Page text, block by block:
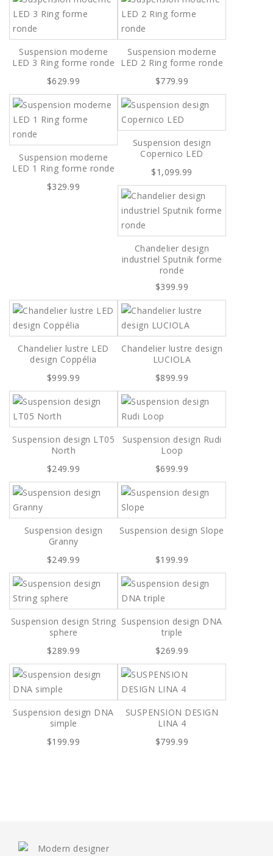
Suspension moderne
LED 3 Ring forme ronde
$629.99
Suspension moderne
LED 2 Ring forme ronde
$779.99
Suspension moderne
LED 1 Ring forme ronde
$329.99
Suspension design
Copernico LED
$1,099.99
Chandelier design
industriel Sputnik forme
ronde
$399.99
Chandelier lustre LED
design Coppélia
$999.99
Chandelier lustre design
LUCIOLA
$899.99
Suspension design LT05
North
$249.99
Suspension design Rudi
Loop
$699.99
Suspension design
Granny
$249.99
Suspension design Slope
$199.99
Suspension design String
sphere
$289.99
Suspension design DNA
triple
$269.99
Suspension design DNA
simple
$199.99
SUSPENSION DESIGN
LINA 4
$799.99